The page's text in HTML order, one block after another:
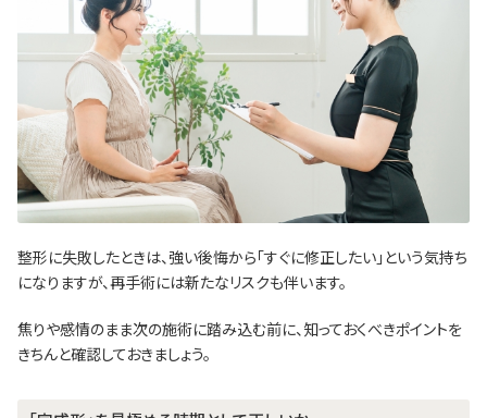
整形に失敗したときは、強い後悔から「すぐに修正したい」という気持ち
になりますが、再手術には新たなリスクも伴います。
焦りや感情のまま次の施術に踏み込む前に、知っておくべきポイントを
きちんと確認しておきましょう。